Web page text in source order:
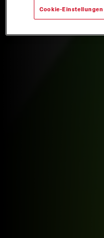
Cookie-Einstellungen